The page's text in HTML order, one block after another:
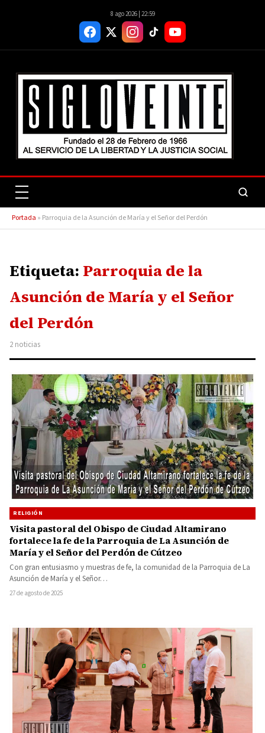
8 ago 2026 | 22:59
Portada » Parroquia de la Asunción de María y el Señor del Perdón
Etiqueta: Parroquia de la
Asunción de María y el Señor
del Perdón
2 noticias
RELIGIÓN
Visita pastoral del Obispo de Ciudad Altamirano
fortalece la fe de la Parroquia de La Asunción de
María y el Señor del Perdón de Cútzeo
Con gran entusiasmo y muestras de fe, la comunidad de la Parroquia de La
Asunción de María y el Señor…
27 de agosto de 2025